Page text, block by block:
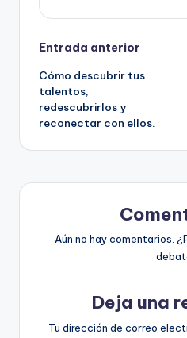
Navegación
de
entradas
Entrada anterior
Cómo descubrir tus
talentos,
redescubrirlos y
reconectar con ellos.
Aún no hay comentarios.
Deja una
Tu dirección de correo